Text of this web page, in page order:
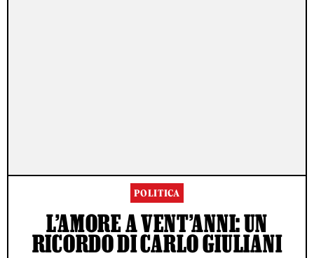
POLITICA
L’AMORE A VENT’ANNI: UN
RICORDO DI CARLO GIULIANI